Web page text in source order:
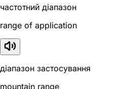
частотний діапазон
range of application
діапазон застосування
mountain range